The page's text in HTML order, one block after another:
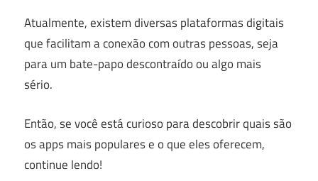
Atualmente, existem diversas plataformas digitais
que facilitam a conexão com outras pessoas, seja
para um bate-papo descontraído ou algo mais
sério.
Então, se você está curioso para descobrir quais são
os apps mais populares e o que eles oferecem,
continue lendo!